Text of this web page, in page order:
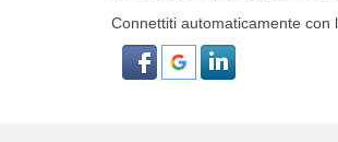
Connettiti automaticamente con